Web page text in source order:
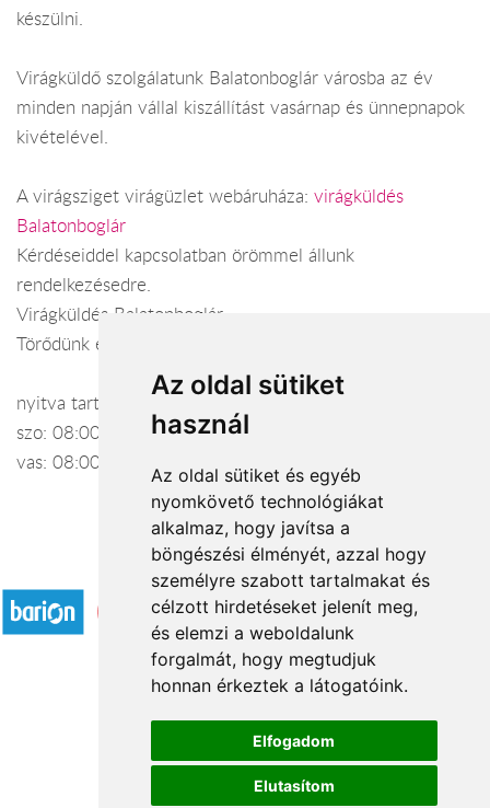
Az oldal sütiket
használ
Az oldal sütiket és egyéb
nyomkövető technológiákat
alkalmaz, hogy javítsa a
böngészési élményét, azzal hogy
személyre szabott tartalmakat és
célzott hirdetéseket jelenít meg,
és elemzi a weboldalunk
forgalmát, hogy megtudjuk
honnan érkeztek a látogatóink.
Elfogadom
Elutasítom
készülni.
Virágküldő szolgálatunk Balatonboglár városba az év
minden napján vállal kiszállítást vasárnap és ünnepnapok
kivételével.
A virágsziget virágüzlet webáruháza: virágküldés
Balatonboglár
Kérdéseiddel kapcsolatban örömmel állunk
rendelkezésedre.
Virágküldés Balatonboglár
Törődünk egymással
nyitva tartás: h-p: 08:00-17:00
szo: 08:00-14:00
vas: 08:00-12:00
Elfogadott fizetési módok
Á.SZ.F.
Impresszum
Adatkezelési tájékoztató